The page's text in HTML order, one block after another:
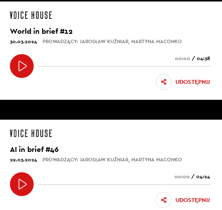
World in brief #12
30.03.2024 PROWADZĄCY: JAROSŁAW KUŹNIAR, MARTYNA MACONKO
00:00 / 04:38
UDOSTĘPNIJ
AI in brief #46
29.03.2024 PROWADZĄCY: JAROSŁAW KUŹNIAR, MARTYNA MACONKO
00:00 / 04:24
UDOSTĘPNIJ